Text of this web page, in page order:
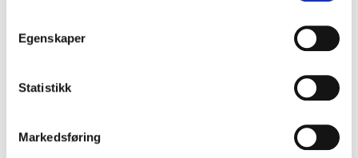
Egenskaper
Statistikk
Markedsføring